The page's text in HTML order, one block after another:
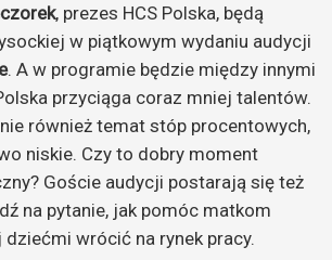
, prezes HCS Polska, będą
w piątkowym wydaniu audycji
. A w programie będzie między innymi
przyciąga coraz mniej talentów.
również temat stóp procentowych,
niskie. Czy to dobry moment
Goście audycji postarają się też
na pytanie, jak pomóc matkom
wrócić na rynek pracy.